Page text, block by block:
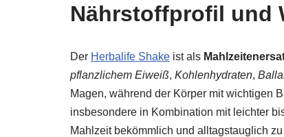
Nährstoffprofil und
Der Herbalife Shake ist als
pflanzlichem Eiweiß, Kohlenhydraten,
Magen, während der Körper mit wichtigen
insbesondere in Kombination mit leichter
Mahlzeit bekömmlich und alltagstauglich